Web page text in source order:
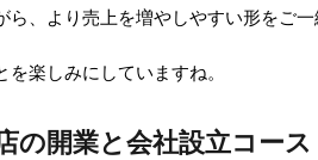
ら、より売上を増やしやすい形をご一
楽しみにしていますね。
の開業と会社設立コース